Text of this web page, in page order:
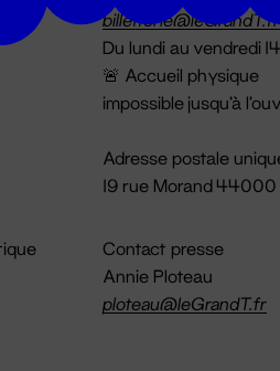
billetterie@leGrandT.fr
Du lundi au vendredi
🚨 Accueil physique
impossible jusqu'à
Adresse postale
19 rue Morand 44000
Contact presse
Annie Ploteau
ploteau@leGrandT.fr